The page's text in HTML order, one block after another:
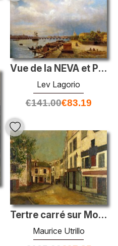
Vue de la NEVA et PETER et Paul Fortress
Lev Lagorio
€141.00€83.19
Tertre carré sur Montmartre
Maurice Utrillo